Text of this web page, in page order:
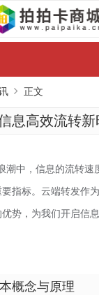
正文
息高效流转新
潮中，信息的流转速
指标。云端转发作
势，为我们开启信
概念与原理